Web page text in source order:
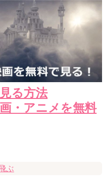
る方法
・アニメを無料
ぶ